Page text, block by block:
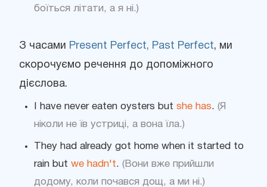
боїться літати, а я ні.)
З часами Present Perfect, Past Perfect, ми
скорочуємо речення до допоміжного
дієслова.
I have never eaten oysters butshe has.(Я
ніколи не їв устриці, а вона їла.)
They had already got home when it started to
rain butwe hadn't.(Вони вже прийшли
додому, коли почався дощ, а ми ні.)